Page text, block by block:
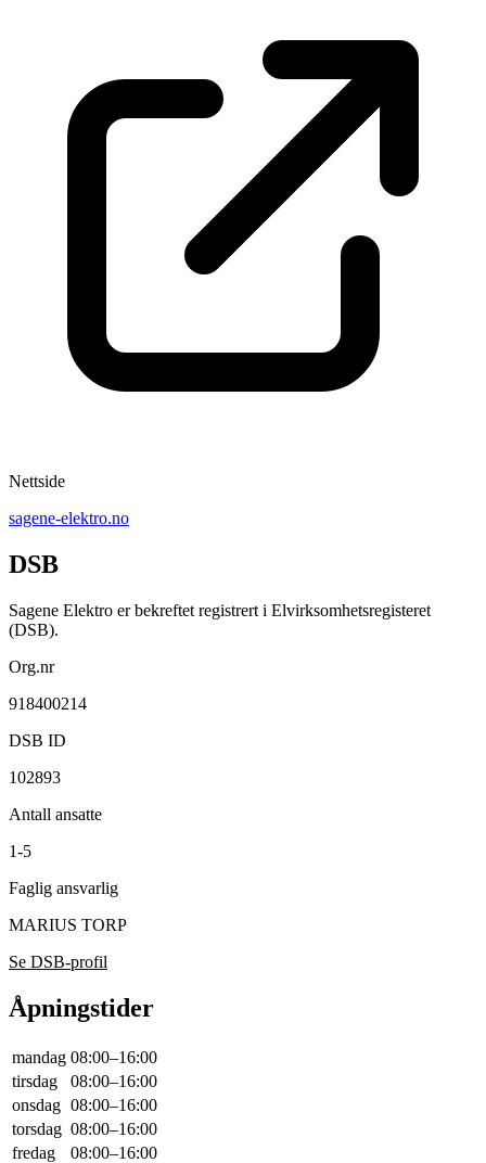
Nettside
sagene-elektro.no
DSB
Sagene Elektro er bekreftet registrert i Elvirksomhetsregisteret
(DSB).
Org.nr
918400214
DSB ID
102893
Antall ansatte
1-5
Faglig ansvarlig
MARIUS TORP
Se DSB-profil
Åpningstider
mandag 08:00–16:00
tirsdag
08:00–16:00
onsdag 08:00–16:00
torsdag 08:00–16:00
fredag
08:00–16:00